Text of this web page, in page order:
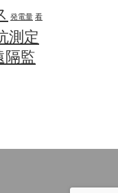
発電量 看
測定
隔監